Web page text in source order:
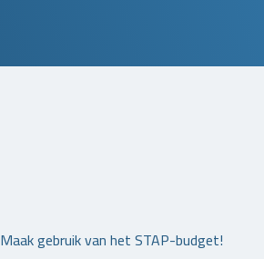
Maak gebruik van het STAP-budget!